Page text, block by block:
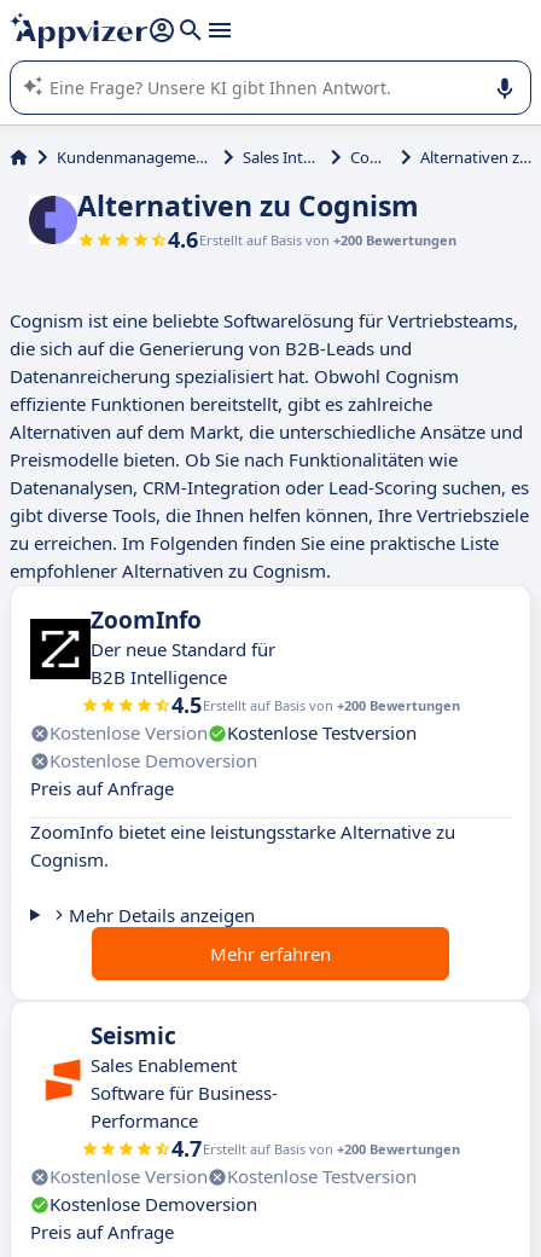
beantworten (mehrere Zeilen mit
Die KI von Appvizer führt Sie bei der Nutzung oder Auswahl
von SaaS-Software in Unternehmen.
Kundenmanagement und Vertrieb Sales Intelligence Cognism Alternativen zu Cognism
Alternativen zu Cognism
4.6Erstellt auf Basis von +200 Bewertungen
Cognism ist eine beliebte Softwarelösung für Vertriebsteams,
die sich auf die Generierung von B2B-Leads und
Datenanreicherung spezialisiert hat. Obwohl Cognism
effiziente Funktionen bereitstellt, gibt es zahlreiche
Alternativen auf dem Markt, die unterschiedliche Ansätze und
Preismodelle bieten. Ob Sie nach Funktionalitäten wie
Datenanalysen, CRM-Integration oder Lead-Scoring suchen, es
gibt diverse Tools, die Ihnen helfen können, Ihre Vertriebsziele
zu erreichen. Im Folgenden finden Sie eine praktische Liste
empfohlener Alternativen zu Cognism.
ZoomInfo
Der neue Standard für
B2B Intelligence
4.5Erstellt auf Basis von +200 Bewertungen
Kostenlose Version
Kostenlose Testversion
Kostenlose Demoversion
Preis auf Anfrage
ZoomInfo bietet eine leistungsstarke Alternative zu
Cognism.
Mehr Details anzeigen
Mehr erfahren
Seismic
Sales Enablement
Software für Business-
Performance
4.7Erstellt auf Basis von +200 Bewertungen
Kostenlose Version
Kostenlose Testversion
Kostenlose Demoversion
Preis auf Anfrage